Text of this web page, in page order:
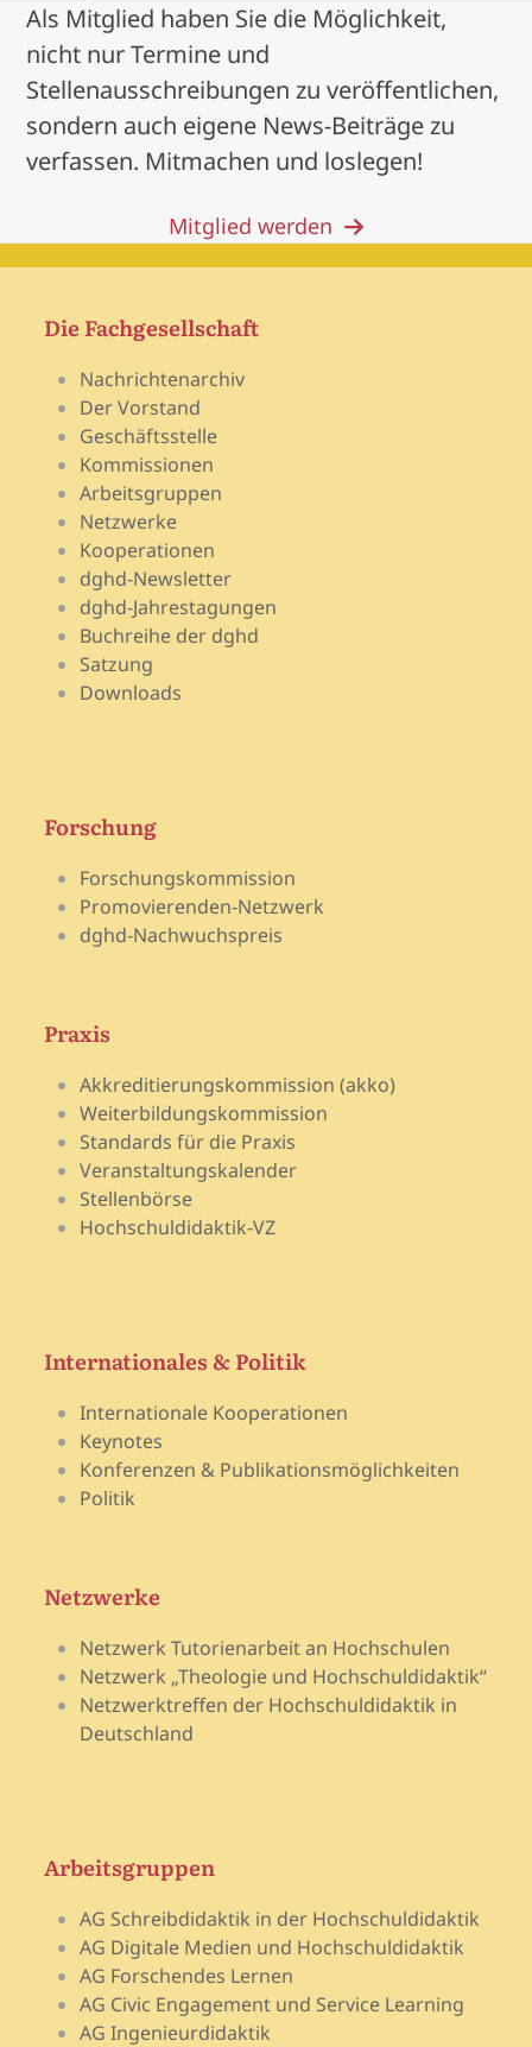
Als Mitglied haben Sie die Möglichkeit,
nicht nur Termine und
Stellenausschreibungen zu veröffentlichen,
sondern auch eigene News-Beiträge zu
verfassen. Mitmachen und loslegen!
Mitglied werden
Die Fachgesellschaft
Nachrichtenarchiv
Der Vorstand
Geschäftsstelle
Kommissionen
Arbeitsgruppen
Netzwerke
Kooperationen
dghd-Newsletter
dghd-Jahrestagungen
Buchreihe der dghd
Satzung
Downloads
Forschung
Forschungskommission
Promovierenden-Netzwerk
dghd-Nachwuchspreis
Praxis
Akkreditierungskommission (akko)
Weiterbildungskommission
Standards für die Praxis
Veranstaltungskalender
Stellenbörse
Hochschuldidaktik-VZ
Internationales & Politik
Internationale Kooperationen
Keynotes
Konferenzen & Publikationsmöglichkeiten
Politik
Netzwerke
Netzwerk Tutorienarbeit an Hochschulen
Netzwerk „Theologie und Hochschuldidaktik“
Netzwerktreffen der Hochschuldidaktik in
Deutschland
Arbeitsgruppen
AG Schreibdidaktik in der Hochschuldidaktik
AG Digitale Medien und Hochschuldidaktik
AG Forschendes Lernen
AG Civic Engagement und Service Learning
AG Ingenieurdidaktik